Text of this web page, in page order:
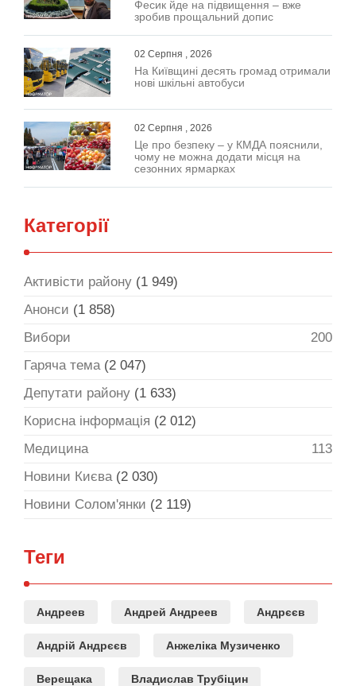
Фесик йде на підвищення – вже
зробив прощальний допис
02 Серпня , 2026
На Київщині десять громад отримали
нові шкільні автобуси
02 Серпня , 2026
Це про безпеку – у КМДА пояснили,
чому не можна додати місця на
сезонних ярмарках
Категорії
Активісти району (1 949)
Анонси (1 858)
Вибори
200
Гаряча тема(2 047)
Депутати району (1 633)
Корисна інформація (2 012)
Медицина
113
Новини Києва(2 030)
Новини Солом'янки (2 119)
Теги
Андреев Андрей Андреев Андрєєв
Андрій Андрєєв Анжеліка Музиченко
Верещака Владислав Трубіцин